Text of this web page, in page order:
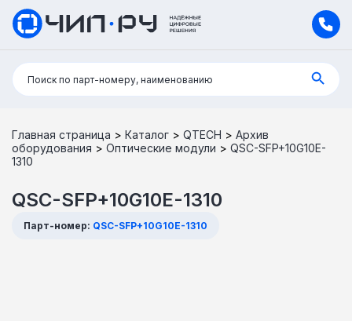
Поиск:
Поиск по парт-номеру, наименованию
Главная страница > Каталог > QTECH > Архив
оборудования > Оптические модули > QSC-SFP+10G10E-
1310
QSC-SFP+10G10E-1310
Парт-номер: QSC-SFP+10G10E-1310